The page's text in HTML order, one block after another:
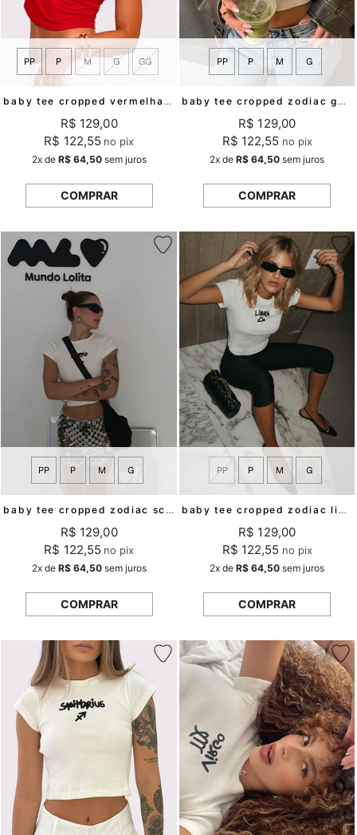
baby tee cropped vermelha guapa mundo lolita
PP P M G GG
R$ 129,00
R$ 122,55 no pix
2xde R$ 64,50sem juros
COMPRAR
baby tee cropped zodiac gemini mundo lolita
PP P M G
R$ 129,00
R$ 122,55 no pix
2x deR$ 64,50 sem juros
COMPRAR
baby tee cropped zodiac scorpio mundo lolita
PP P M G
R$ 129,00
R$ 122,55 no pix
2xde R$ 64,50sem juros
COMPRAR
baby tee cropped zodiac libra mundo lolita
PP P M G
R$ 129,00
R$ 122,55 no pix
2x deR$ 64,50 sem juros
COMPRAR